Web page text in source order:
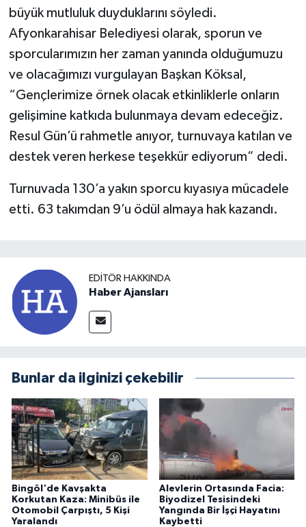
büyük mutluluk duyduklarını söyledi.
Afyonkarahisar Belediyesi olarak, sporun ve
sporcularımızın her zaman yanında olduğumuzu
ve olacağımızı vurgulayan Başkan Köksal,
“Gençlerimize örnek olacak etkinliklerle onların
gelişimine katkıda bulunmaya devam edeceğiz.
Resul Gün’ü rahmetle anıyor, turnuvaya katılan ve
destek veren herkese teşekkür ediyorum” dedi.
Turnuvada 130’a yakın sporcu kıyasıya mücadele
etti. 63 takımdan 9’u ödül almaya hak kazandı.
EDITÖR HAKKINDA
Haber Ajansları
Bunlar da ilginizi çekebilir
Bingöl'de Kavşakta
Korkutan Kaza: Minibüs ile
Otomobil Çarpıştı, 5 Kişi
Yaralandı
Alevlerin Ortasında Facia:
Biyodizel Tesisindeki
Yangında Bir İşçi Hayatını
Kaybetti